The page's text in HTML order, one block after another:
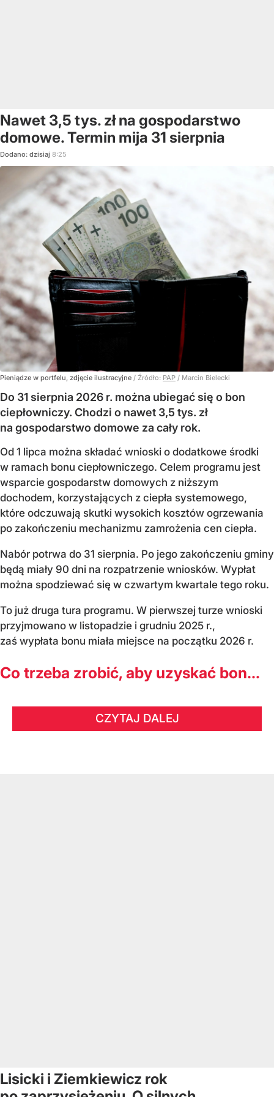
Nawet 3,5 tys. zł na gospodarstwo
domowe. Termin mija 31 sierpnia
Dodano: dzisiaj 8:25
Pieniądze w portfelu, zdjęcie ilustracyjne / Źródło: PAP / Marcin Bielecki
Do 31 sierpnia 2026 r. można ubiegać się o bon
ciepłowniczy. Chodzi o nawet 3,5 tys. zł
na gospodarstwo domowe za cały rok.
Od 1 lipca można składać wnioski o dodatkowe środki
w ramach bonu ciepłowniczego. Celem programu jest
wsparcie gospodarstw domowych z niższym
dochodem, korzystających z ciepła systemowego,
które odczuwają skutki wysokich kosztów ogrzewania
po zakończeniu mechanizmu zamrożenia cen ciepła.
Nabór potrwa do 31 sierpnia. Po jego zakończeniu gminy
będą miały 90 dni na rozpatrzenie wniosków. Wypłat
można spodziewać się w czwartym kwartale tego roku.
To już druga tura programu. W pierwszej turze wnioski
przyjmowano w listopadzie i grudniu 2025 r.,
zaś wypłata bonu miała miejsce na początku 2026 r.
Co trzeba zrobić, aby uzyskać bon...
CZYTAJ DALEJ
Lisicki i Ziemkiewicz rok